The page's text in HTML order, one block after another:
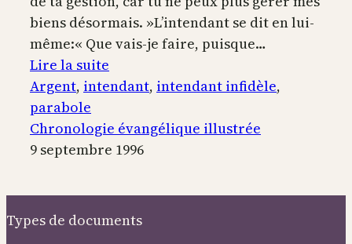
biens désormais. »L’intendant se dit en lui-
même:« Que vais-je faire, puisque…
Lire la suite
La
de
l’intendant
Argent, intendant, intendant infidèle
parabole
Chronologie évangélique illustrée
9 septembre 1996
Types de documents